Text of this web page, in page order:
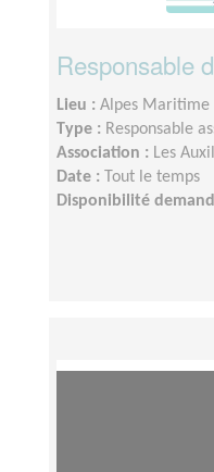
Responsable
Lieu : Alpes Maritime
Type : Responsable
Association : Les
Date :
Tout le temps
Disponibilité